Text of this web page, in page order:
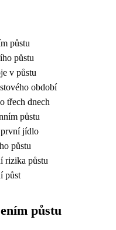
půstu
půstu
v půstu
období
třech dnech
půstu
první jídlo
půstu
rizika půstu
půst
půstu